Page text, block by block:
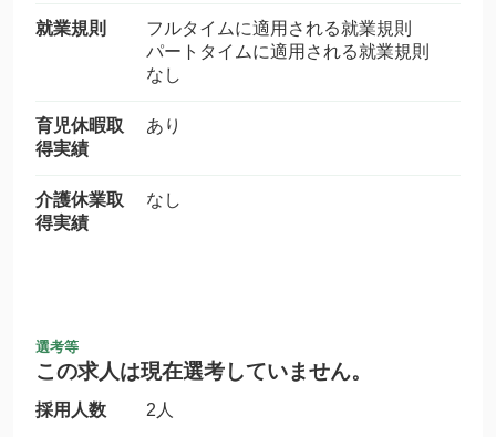
就業規則
フルタイムに適用される就業規則
パートタイムに適用される就業規則
なし
育児休暇取
得実績
あり
介護休業取
得実績
なし
選考等
この求人は現在選考していません。
採用人数 2人